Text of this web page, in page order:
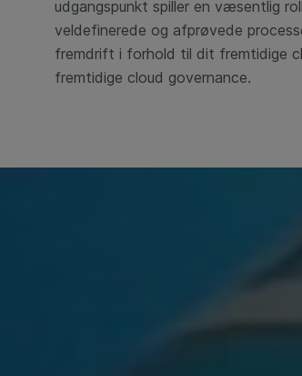
udgangspunkt spiller en væsentlig
veldefinerede og afprøvede
fremdrift i forhold til dit fremtidige
fremtidige cloud governance.